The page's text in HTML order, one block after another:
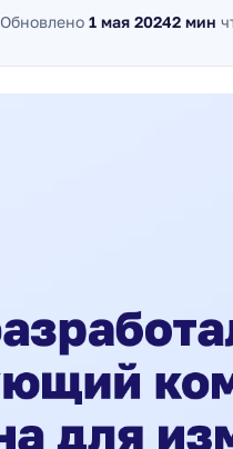
Обновлено 1 мая 20242 мин